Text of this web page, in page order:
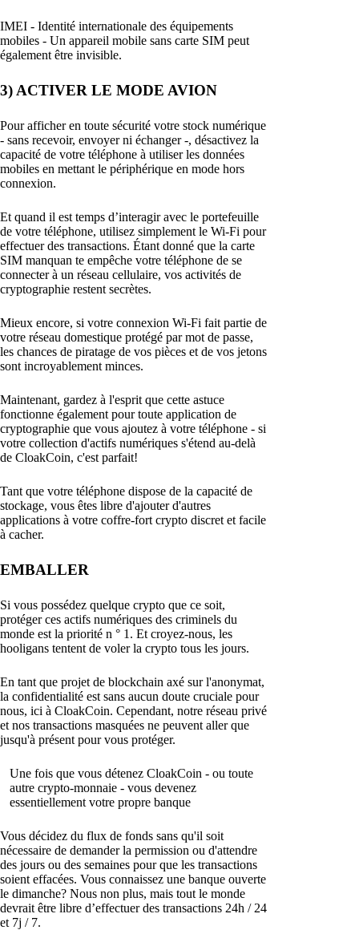
IMEI - Identité internationale des équipements
mobiles - Un appareil mobile sans carte SIM peut
également être invisible.
3) ACTIVER LE MODE AVION
Pour afficher en toute sécurité votre stock numérique
- sans recevoir, envoyer ni échanger -, désactivez la
capacité de votre téléphone à utiliser les données
mobiles en mettant le périphérique en mode hors
connexion.
Et quand il est temps d’interagir avec le portefeuille
de votre téléphone, utilisez simplement le Wi-Fi pour
effectuer des transactions. Étant donné que la carte
SIM manquan te empêche votre téléphone de se
connecter à un réseau cellulaire, vos activités de
cryptographie restent secrètes.
Mieux encore, si votre connexion Wi-Fi fait partie de
votre réseau domestique protégé par mot de passe,
les chances de piratage de vos pièces et de vos jetons
sont incroyablement minces.
Maintenant, gardez à l'esprit que cette astuce
fonctionne également pour toute application de
cryptographie que vous ajoutez à votre téléphone - si
votre collection d'actifs numériques s'étend au-delà
de CloakCoin, c'est parfait!
Tant que votre téléphone dispose de la capacité de
stockage, vous êtes libre d'ajouter d'autres
applications à votre coffre-fort crypto discret et facile
à cacher.
EMBALLER
Si vous possédez quelque crypto que ce soit,
protéger ces actifs numériques des criminels du
monde est la priorité n ° 1. Et croyez-nous, les
hooligans tentent de voler la crypto tous les jours.
En tant que projet de blockchain axé sur l'anonymat,
la confidentialité est sans aucun doute cruciale pour
nous, ici à CloakCoin. Cependant, notre réseau privé
et nos transactions masquées ne peuvent aller que
jusqu'à présent pour vous protéger.
Une fois que vous détenez CloakCoin - ou toute
autre crypto-monnaie - vous devenez
essentiellement votre propre banque
Vous décidez du flux de fonds sans qu'il soit
nécessaire de demander la permission ou d'attendre
des jours ou des semaines pour que les transactions
soient effacées. Vous connaissez une banque ouverte
le dimanche? Nous non plus, mais tout le monde
devrait être libre d’effectuer des transactions 24h / 24
et 7j / 7.